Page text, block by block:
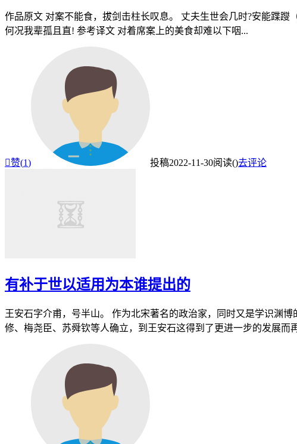
作品原文 对案不能食，拔剑击柱长叹息。 丈夫生世会几时?安能蹀躞
何况我辈孤且直! 参考译文 对着席案上的美食却难以下咽...
赞(1) 投稿2022-11-30阅读()去评论
有补于世以适用为本谁提出的
王安石字介甫，号半山。 作为北宋著名的政治家，同时又是学识渊
修、梅尧臣、苏舜钦等人确立，到王安石这得到了更进一步的发展而